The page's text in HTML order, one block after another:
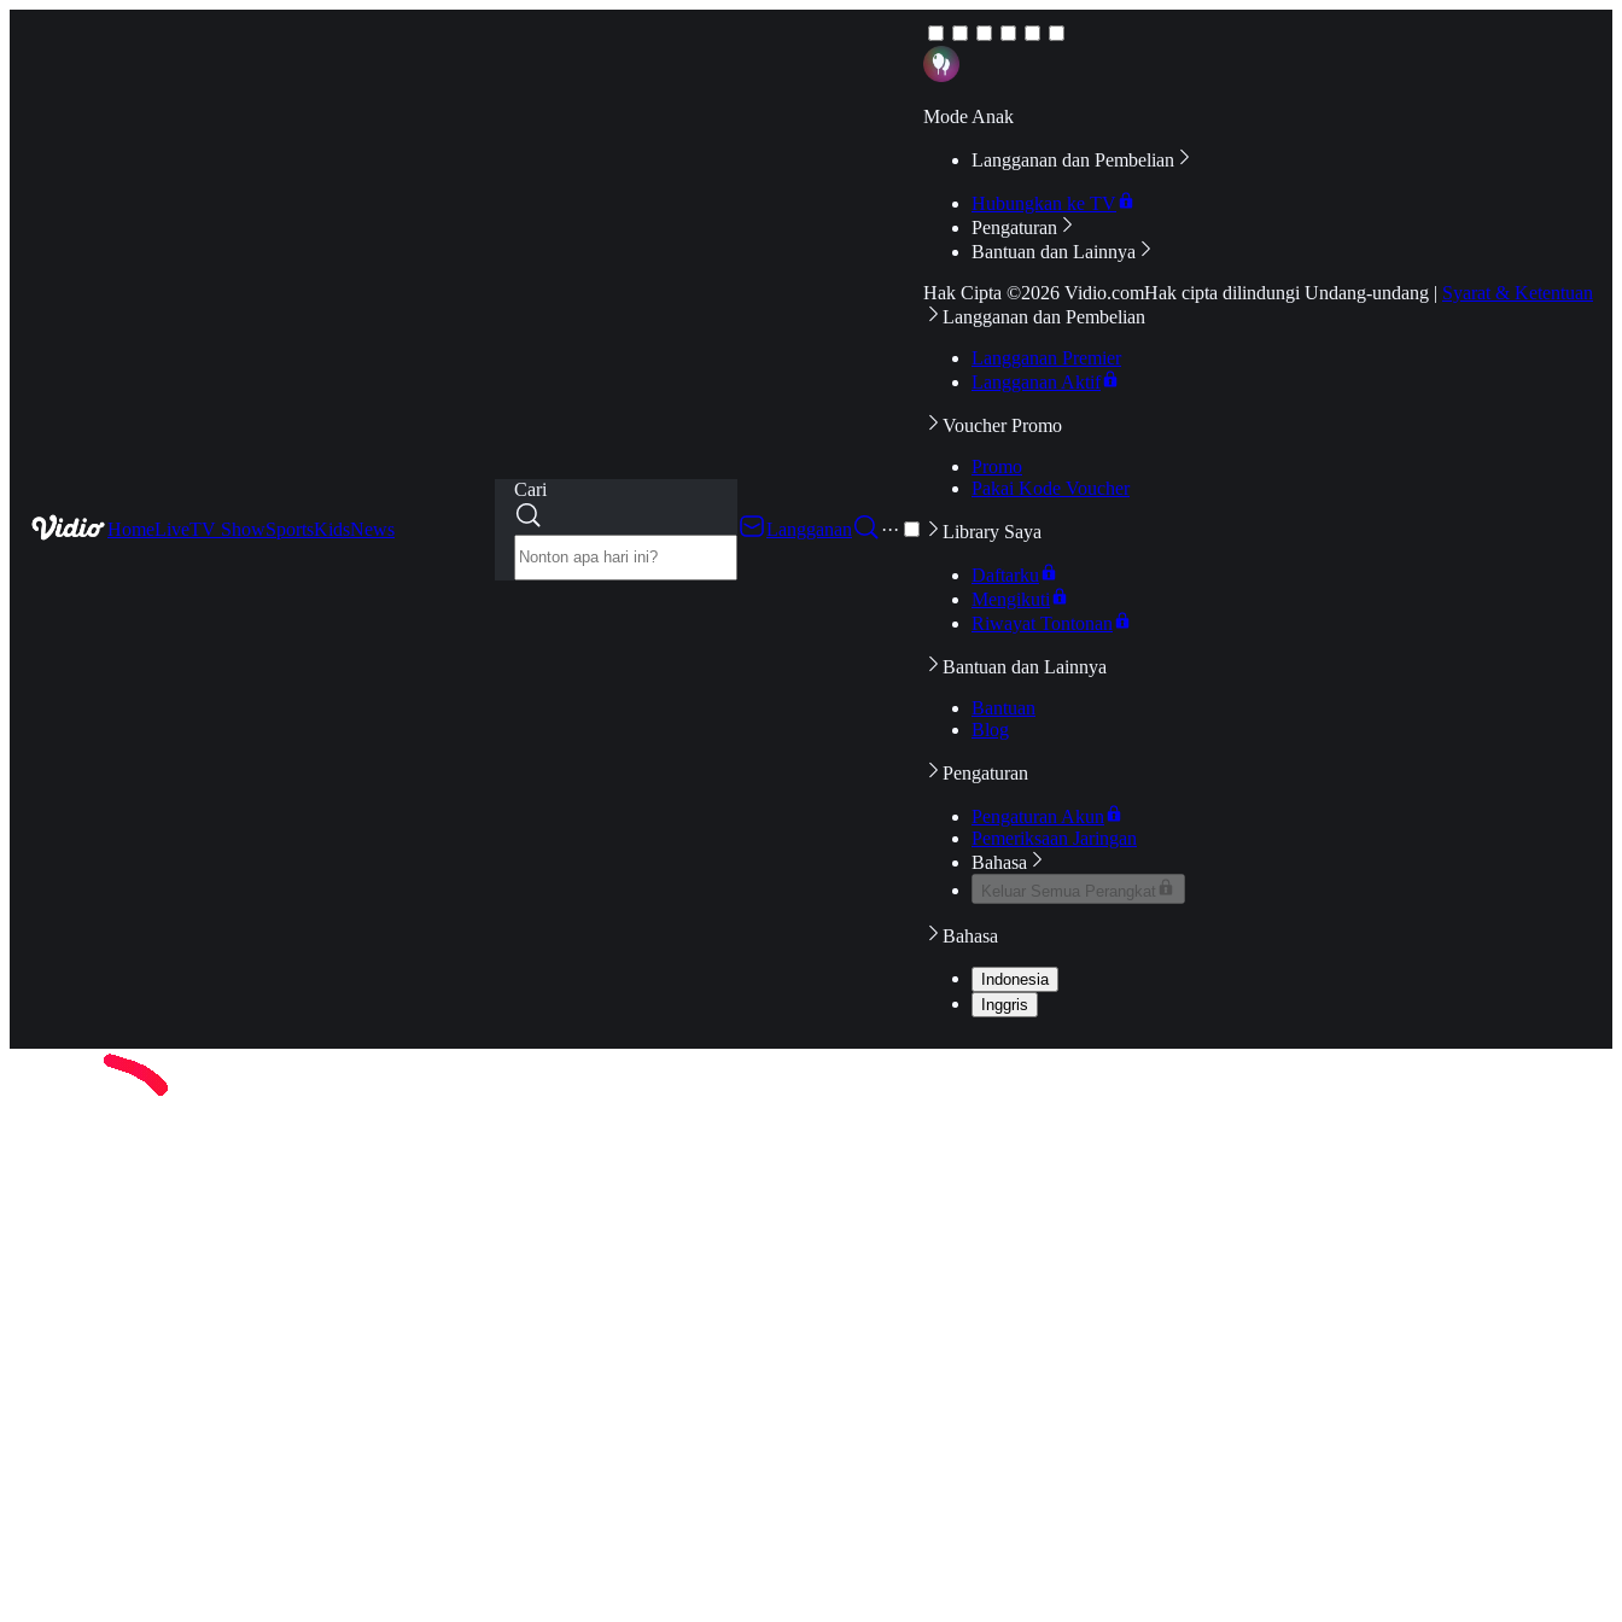
HomeLiveTV ShowSportsKidsNews
Cari
Langganan
···
Mode Anak
Langganan dan Pembelian
Hubungkan ke TV
Pengaturan
Bantuan dan Lainnya
Hak Cipta ©2026 Vidio.comHak cipta dilindungi Undang-undang | Syarat & Ketentuan
Langganan dan Pembelian
Langganan Premier
Langganan Aktif
Voucher Promo
Promo
Pakai Kode Voucher
Library Saya
Daftarku
Mengikuti
Riwayat Tontonan
Bantuan dan Lainnya
Bantuan
Blog
Pengaturan
Pengaturan Akun
Pemeriksaan Jaringan
Bahasa
Keluar Semua Perangkat
Bahasa
Indonesia
Inggris